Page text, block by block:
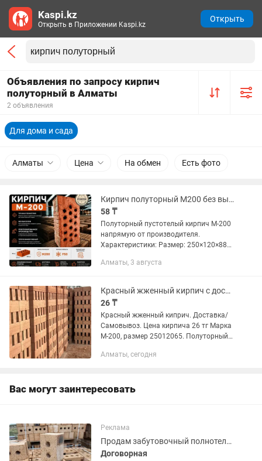
Объявления по запросу кирпич
полуторный в Алматы
2 объявления
Для дома и сада
Алматы Цена На обмен Есть фото
Кирпич полуторный М200 без высолов 250х120х88мм
58 ₸
Полуторный пустотелый кирпич М-200
напрямую от производителя.
Характеристики: Размер: 250×120×88
Морозостойкость F50 Точная
(без солевого...
Алматы, 3 августа
Красный жженный кирпич с доставкой и самовывоз
26 ₸
Красный жженный киприч. Доставка/
Самовывоз. Цена кирпича 26 тг Марка
М-200, размер 25012065. Полуторный
Алматы, сегодня
Вас могут заинтересовать
Реклама
Продам забутовочный полнотелый полуторный кирпич
Договорная
Kaspi.kz
Открыть в Приложении Kaspi.kz
Открыть